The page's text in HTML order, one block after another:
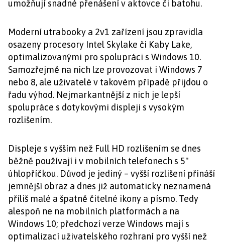
umožňují snadné přenášení v aktovce či batohu.
Moderní utrabooky a 2v1 zařízení jsou zpravidla
osazeny procesory Intel Skylake či Kaby Lake,
optimalizovanými pro spolupráci s Windows 10.
Samozřejmě na nich lze provozovat i Windows 7
nebo 8, ale uživatelé v takovém případě přijdou o
řadu výhod. Nejmarkantnější z nich je lepší
spolupráce s dotykovými displeji s vysokým
rozlišením.
Displeje s vyšším než Full HD rozlišením se dnes
běžně používají i v mobilních telefonech s 5"
úhlopříčkou. Důvod je jediný – vyšší rozlišení přináší
jemnější obraz a dnes již automaticky neznamená
příliš malé a špatně čitelné ikony a písmo. Tedy
alespoň ne na mobilních platformách a na
Windows 10; předchozí verze Windows mají s
optimalizací uživatelského rozhraní pro vyšší než